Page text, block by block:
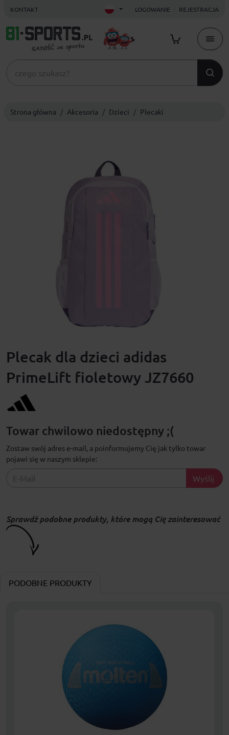
KONTAKT LOGOWANIE REJESTRACJA
Strona główna Akcesoria Dzieci Plecaki
Plecak dla dzieci adidas
PrimeLift fioletowy JZ7660
Towar chwilowo niedostępny ;(
Zostaw swój adres e-mail, a poinformujemy Cię jak tylko towar
pojawi się w naszym sklepie:
Wyślij
Sprawdź podobne produkty, które mogą Cię zainteresować
PODOBNE PRODUKTY